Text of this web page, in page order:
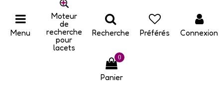
Menu
Moteur
de
recherche
pour
lacets
Recherche Préférés Connexion
0
Panier